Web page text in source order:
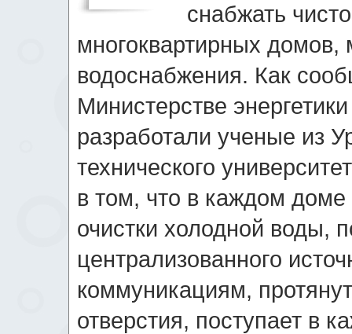
снабжать
многоквартирных
водоснабжения. Как
Министерстве
разработали ученые из
технического
в том, что в каждом доме
очистки холодной воды,
централизованного
коммуникациям,
отверстия, поступает в